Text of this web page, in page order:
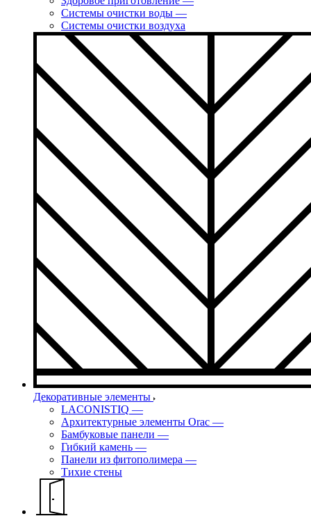
Системы очистки воды —
Системы очистки воздуха
Декоративные элементы
LACONISTIQ —
Архитектурные элементы Orac —
Бамбуковые панели —
Гибкий камень —
Панели из фитополимера —
Тихие стены